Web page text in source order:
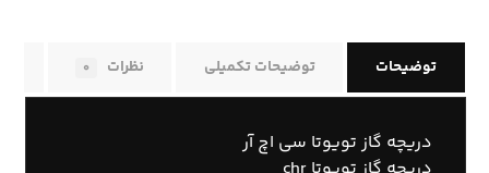
توضیحات توضیحات تکمیلی نظرات ۰
دریچه گاز تویوتا سی اچ آر